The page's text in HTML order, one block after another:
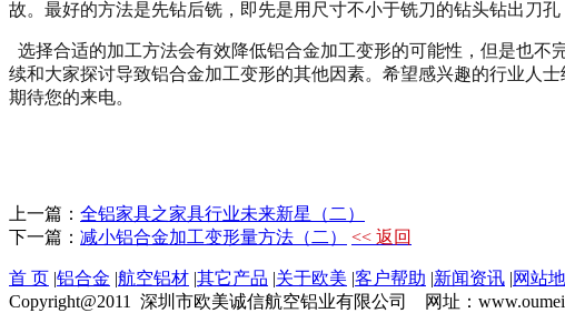
故。最好的方法是先钻后铣，即先是用尺寸不小于铣刀的钻头钻出刀
选择合适的加工方法会有效降低铝合金加工变形的可能性，但是也
续和大家探讨导致铝合金加工变形的其他因素。希望感兴趣的行业人
期待您的来电。
上一篇： 全铝家具之家具行业未来新星（二）
下一篇： 减小铝合金加工变形量方法（二） << 返回
首 页 |铝合金 |航空铝材 |其它产品 |关于欧美 |客户帮助 |新闻资讯 |网站
Copyright@2011 深圳市欧美诚信航空铝业有限公司 网址：